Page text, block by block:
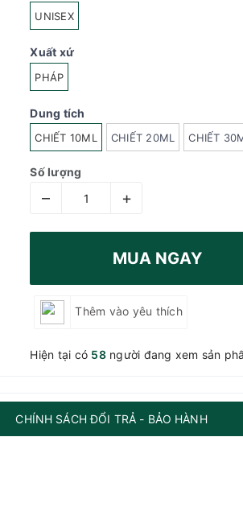
UNISEX
Xuất xứ
PHÁP
Dung tích
CHIẾT 10ML CHIẾT 20ML CHIẾT
Số lượng
– +
MUA NGAY
Thêm vào yêu thích
Hiện tại có 58người đang xem sản
CHÍNH SÁCH ĐỔI TRẢ - BẢO HÀNH